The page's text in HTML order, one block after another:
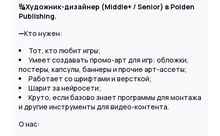
🔣Художник-дизайнер (Middle+ / Senior) в Polden
Publishing.
➖Кто нужен:
Тот, кто любит игры;
Умеет создавать промо-арт для игр: обложки,
постеры, капсулы, баннеры и прочие арт-ассеты;
Работает со шрифтами и версткой;
Шарит за нейросети;
Круто, если базово знает программы для монтажа
и другие инструменты для видео-контента.
О нас: